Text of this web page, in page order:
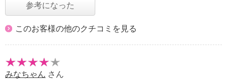
参考になった
このお客様の他のクチコミを見る
みなちゃん さん